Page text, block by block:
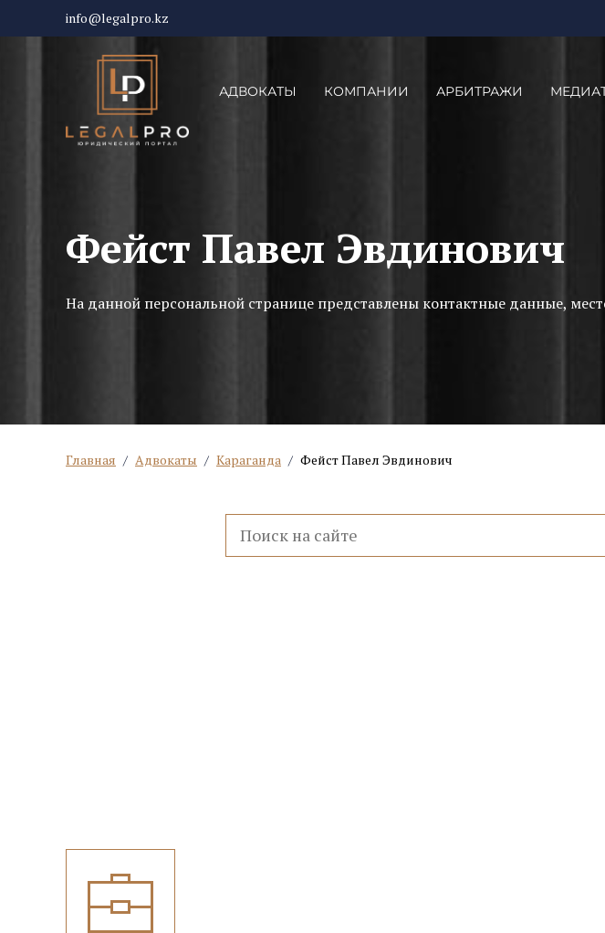
info@legalpro.kz
АДВОКАТЫ КОМПАНИИ АРБИТРАЖИ
Фейст Павел Эвдинович
На данной персональной странице представлены контактные данные,
Главная / Адвокаты / Караганда / Фейст Павел Эвдинович